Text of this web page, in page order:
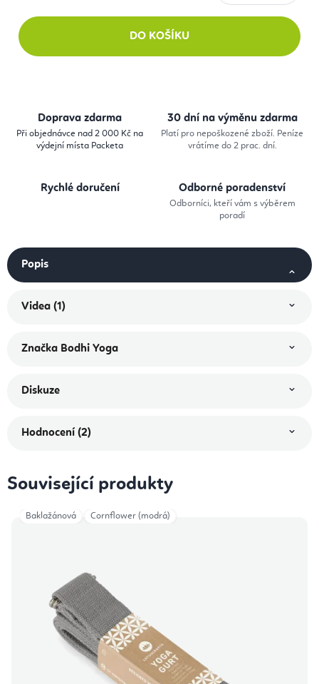
DO KOŠÍKU
Doprava zdarma
Při objednávce nad 2 000 Kč na
výdejní místa Packeta
30 dní na výměnu zdarma
Platí pro nepoškozené zboží. Peníze
vrátíme do 2 prac. dní.
Rychlé doručení Odborné poradenství
Odborníci, kteří vám s výběrem
poradí
Popis
Videa (1)
Značka Bodhi Yoga
Diskuze
Hodnocení (2)
Související produkty
Baklažánová Cornflower (modrá)